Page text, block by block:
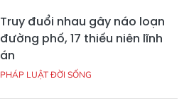
Truy đuổi nhau gây náo loạn
đường phố, 17 thiếu niên lĩnh
án
PHÁP LUẬT ĐỜI SỐNG